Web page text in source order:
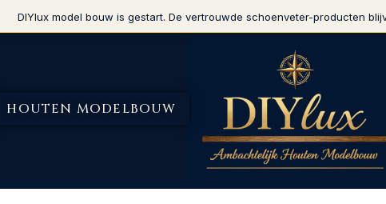
DIYlux model bouw is gestart. De vertrouwde schoenveter-producten
HOUTEN MODELBOUW